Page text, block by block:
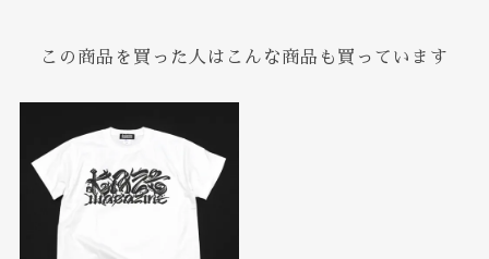
この商品を買った人はこんな商品も買っています